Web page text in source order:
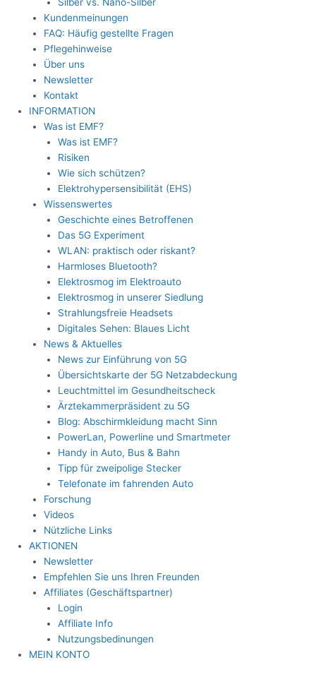
Kundenmeinungen
FAQ: Häufig gestellte Fragen
Pflegehinweise
Über uns
Newsletter
Kontakt
INFORMATION
Was ist EMF?
Was ist EMF?
Risiken
Wie sich schützen?
Elektrohypersensibilität (EHS)
Wissenswertes
Geschichte eines Betroffenen
Das 5G Experiment
WLAN: praktisch oder riskant?
Harmloses Bluetooth?
Elektrosmog im Elektroauto
Elektrosmog in unserer Siedlung
Strahlungsfreie Headsets
Digitales Sehen: Blaues Licht
News & Aktuelles
News zur Einführung von 5G
Übersichtskarte der 5G Netzabdeckung
Leuchtmittel im Gesundheitscheck
Ärztekammerpräsident zu 5G
Blog: Abschirmkleidung macht Sinn
PowerLan, Powerline und Smartmeter
Handy in Auto, Bus & Bahn
Tipp für zweipolige Stecker
Telefonate im fahrenden Auto
Forschung
Videos
Nützliche Links
AKTIONEN
Newsletter
Empfehlen Sie uns Ihren Freunden
Affiliates (Geschäftspartner)
Login
Affiliate Info
Nutzungsbedinungen
MEIN KONTO